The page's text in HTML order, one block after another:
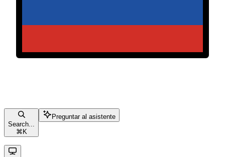
Search...
⌘ K
Preguntar al asistente